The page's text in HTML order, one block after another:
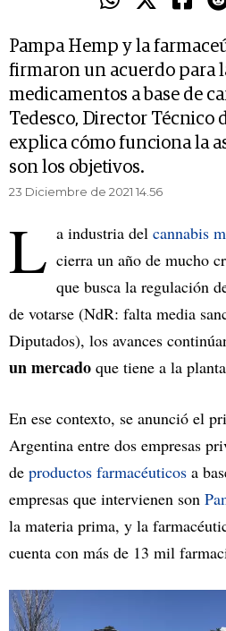
Pampa Hemp y la
firmaron un acuerdo para
medicamentos a base de
Tedesco, Director Técnico
explica cómo funciona la
son los objetivos.
23 Diciembre de 2021 14.56
L a industria del cannabis
cierra un año de mucho
que busca la regulación
de votarse (NdR: falta media
Diputados), los avances
un mercado que tiene a la
En ese contexto, se anunció el
Argentina entre dos empresas
de productos farmacéuticos a
empresas que intervienen son
la materia prima, y la
cuenta con más de 13 mil